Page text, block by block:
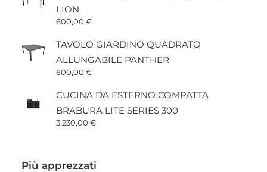
LION
600,00 €
TAVOLO GIARDINO QUADRATO
ALLUNGABILE PANTHER
600,00 €
CUCINA DA ESTERNO COMPATTA
BRABURA LITE SERIES 300
3.230,00 €
Più apprezzati